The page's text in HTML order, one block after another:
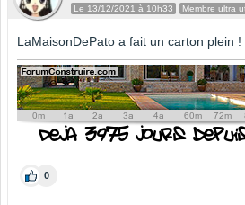
Le 13/12/2021 à 10h33 Membre ultra
LaMaisonDePato a fait un carton plein !
0